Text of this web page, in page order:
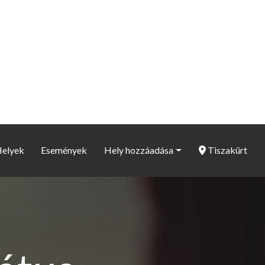
Események Hely hozzáadása Tiszakürt